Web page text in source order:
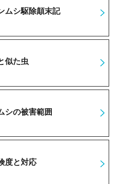
ムシ駆除顛末記
似た虫
シの被害範囲
度と対応